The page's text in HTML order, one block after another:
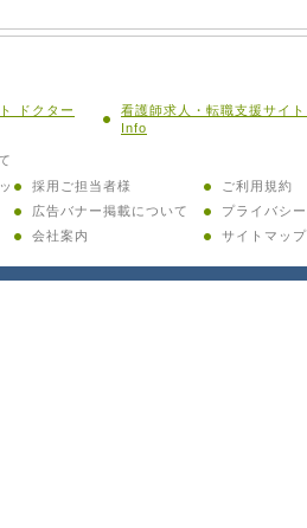
ドクター
看護師求人・転職支援サイ
Info
採用ご担当者様
広告バナー掲載について
会社案内
ご利用規約
プライバシ
サイトマップ